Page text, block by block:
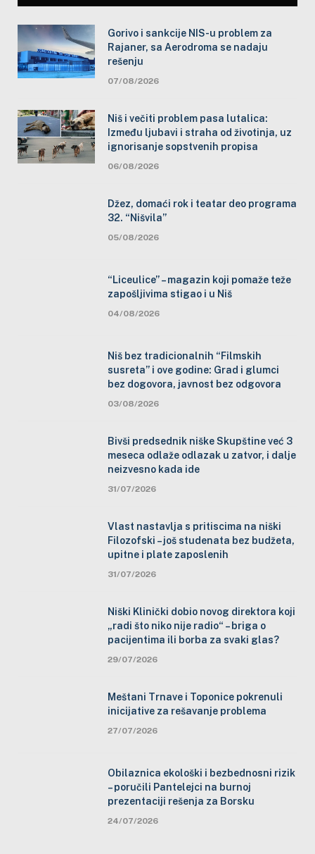
Gorivo i sankcije NIS-u problem za
Rajaner, sa Aerodroma se nadaju
rešenju
07/08/2026
Niš i večiti problem pasa lutalica:
Između ljubavi i straha od životinja, uz
ignorisanje sopstvenih propisa
06/08/2026
Džez, domaći rok i teatar deo programa
32. “Nišvila”
05/08/2026
“Liceulice” – magazin koji pomaže teže
zapošljivima stigao i u Niš
04/08/2026
Niš bez tradicionalnih “Filmskih
susreta” i ove godine: Grad i glumci
bez dogovora, javnost bez odgovora
03/08/2026
Bivši predsednik niške Skupštine već 3
meseca odlaže odlazak u zatvor, i dalje
neizvesno kada ide
31/07/2026
Vlast nastavlja s pritiscima na niški
Filozofski – još studenata bez budžeta,
upitne i plate zaposlenih
31/07/2026
Niški Klinički dobio novog direktora koji
„radi što niko nije radio“ – briga o
pacijentima ili borba za svaki glas?
29/07/2026
Meštani Trnave i Toponice pokrenuli
inicijative za rešavanje problema
27/07/2026
Obilaznica ekološki i bezbednosni rizik
– poručili Pantelejci na burnoj
prezentaciji rešenja za Borsku
24/07/2026